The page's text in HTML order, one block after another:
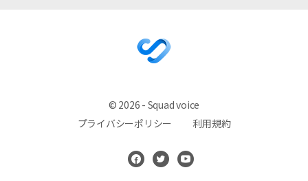
© 2026 - Squad voice
プライバシーポリシー
利用規約